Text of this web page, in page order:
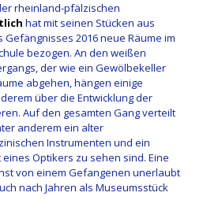
rheinland-pfälzischen
hat mit seinen Stücken aus
Gefängnisses 2016 neue Räume im
bezogen. An den weißen
der wie ein Gewölbekeller
abgehen, hängen einige
über die Entwicklung der
Auf den gesamten Gang verteilt
anderem ein alter
Instrumenten und ein
Optikers zu sehen sind. Eine
von einem Gefangenen unerlaubt
nach Jahren als Museumsstück